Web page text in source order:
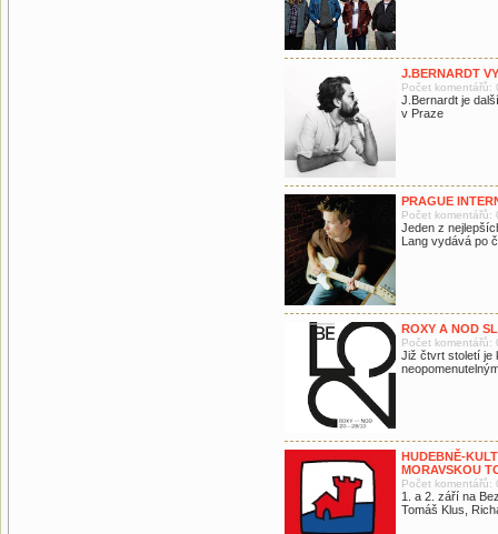
J.BERNARDT
Počet komentářů:
J.Bernardt je
v Praze
PRAGUE
Počet komentářů:
Jeden z
Lang vydává po
ROXY A NOD
Počet komentářů:
Již čtvrt století je
HUDEBNĚ-
MORAVSKOU
Počet komentářů:
1. a 2. září na
Tomáš Klus,